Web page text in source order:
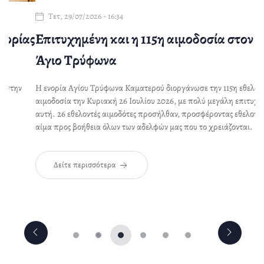
Τετ, 29/07/2026 - 16:34
Επιτυχημένη και η 115η αιμοδοσία στον
Άγιο Τρύφωνα
Η ενορία Αγίου Τρύφωνα Καματερού διοργάνωσε την 115η εθελοντική
αιμοδοσία την Κυριακή 26 Ιουλίου 2026, με πολύ μεγάλη επιτυχία κι
αυτή. 26 εθελοντές αιμοδότες προσήλθαν, προσφέροντας εθελοντικά
αίμα προς βοήθεια όλων των αδελφών μας που το χρειάζονται.
Δείτε περισσότερα